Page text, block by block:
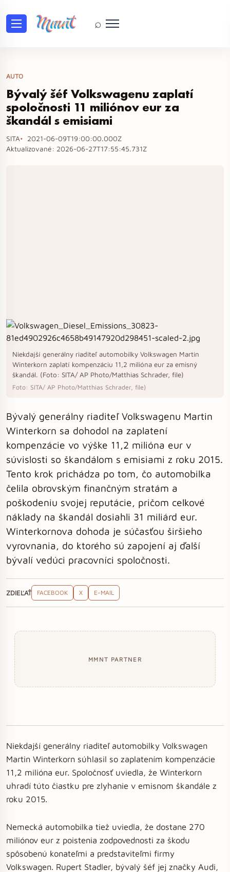
⌕
AUTO
Bývalý šéf Volkswagenu zaplatí
spoločnosti 11 miliónov eur za
škandál s emisiami
SITA
2021-06-09T19:00:00.000Z
Aktualizované: 2026-06-27T17:55:45.731Z
Niekdajší generálny riaditeľ automobilky Volkswagen Martin
Winterkorn zaplatí kompenzáciu 11,2 milióna eur za emisný
škandál. (Foto: SITA/ AP Photo/Matthias Schrader, file)
Foto: SITA/ AP Photo/Matthias Schrader, file)
Bývalý generálny riaditeľ Volkswagenu Martin
Winterkorn sa dohodol na zaplatení
kompenzácie vo výške 11,2 milióna eur v
súvislosti so škandálom s emisiami z roku 2015.
Tento krok prichádza po tom, čo automobilka
čelila obrovským finančným stratám a
poškodeniu svojej reputácie, pričom celkové
náklady na škandál dosiahli 31 miliárd eur.
Winterkornova dohoda je súčasťou širšieho
vyrovnania, do ktorého sú zapojení aj ďalší
bývalí vedúci pracovníci spoločnosti.
ZDIEĽAŤ FACEBOOK X E-MAIL
MMNT PARTNER
Niekdajší generálny riaditeľ automobilky Volkswagen
Martin Winterkorn súhlasil so zaplatením kompenzácie
11,2 milióna eur. Spoločnosť uviedla, že Winterkorn
uhradí túto čiastku pre zlyhanie v emisnom škandále z
roku 2015.
Nemecká automobilka tiež uviedla, že dostane 270
miliónov eur z poistenia zodpovednosti za škodu
spôsobenú konateľmi a predstaviteľmi firmy
Volkswagen. Rupert Stadler, bývalý šéf jej značky Audi,